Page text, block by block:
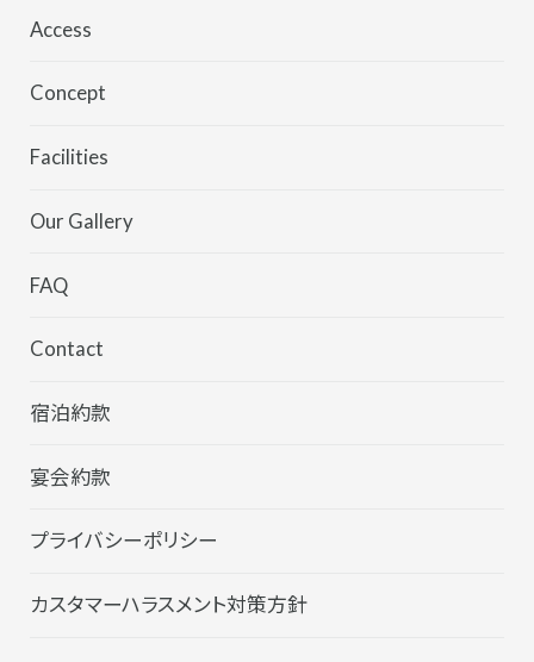
Wedding
Partyplan
Access
Concept
Facilities
Our Gallery
FAQ
Contact
宿泊約款
宴会約款
プライバシーポリシー
カスタマーハラスメント対策方針